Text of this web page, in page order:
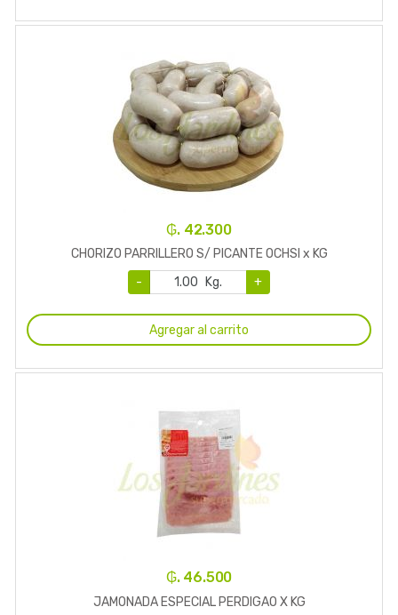
₲. 42.300
CHORIZO PARRILLERO S/ PICANTE OCHSI x KG
-
Kg. +
Agregar al carrito
₲. 46.500
JAMONADA ESPECIAL PERDIGAO X KG